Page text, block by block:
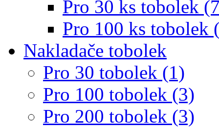
Pro 30 ks tobolek
Pro 100 ks tobolek
Nakladače tobolek
Pro 30 tobolek (1)
Pro 100 tobolek (3)
Pro 200 tobolek (3)